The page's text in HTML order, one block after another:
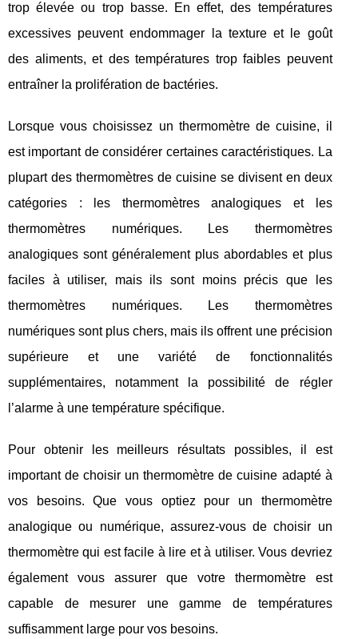
trop élevée ou trop basse. En effet, des températures
excessives peuvent endommager la texture et le goût
des aliments, et des températures trop faibles peuvent
entraîner la prolifération de bactéries.
Lorsque vous choisissez un thermomètre de cuisine, il
est important de considérer certaines caractéristiques. La
plupart des thermomètres de cuisine se divisent en deux
catégories : les thermomètres analogiques et les
thermomètres numériques. Les thermomètres
analogiques sont généralement plus abordables et plus
faciles à utiliser, mais ils sont moins précis que les
thermomètres numériques. Les thermomètres
numériques sont plus chers, mais ils offrent une précision
supérieure et une variété de fonctionnalités
supplémentaires, notamment la possibilité de régler
l’alarme à une température spécifique.
Pour obtenir les meilleurs résultats possibles, il est
important de choisir un thermomètre de cuisine adapté à
vos besoins. Que vous optiez pour un thermomètre
analogique ou numérique, assurez-vous de choisir un
thermomètre qui est facile à lire et à utiliser. Vous devriez
également vous assurer que votre thermomètre est
capable de mesurer une gamme de températures
suffisamment large pour vos besoins.